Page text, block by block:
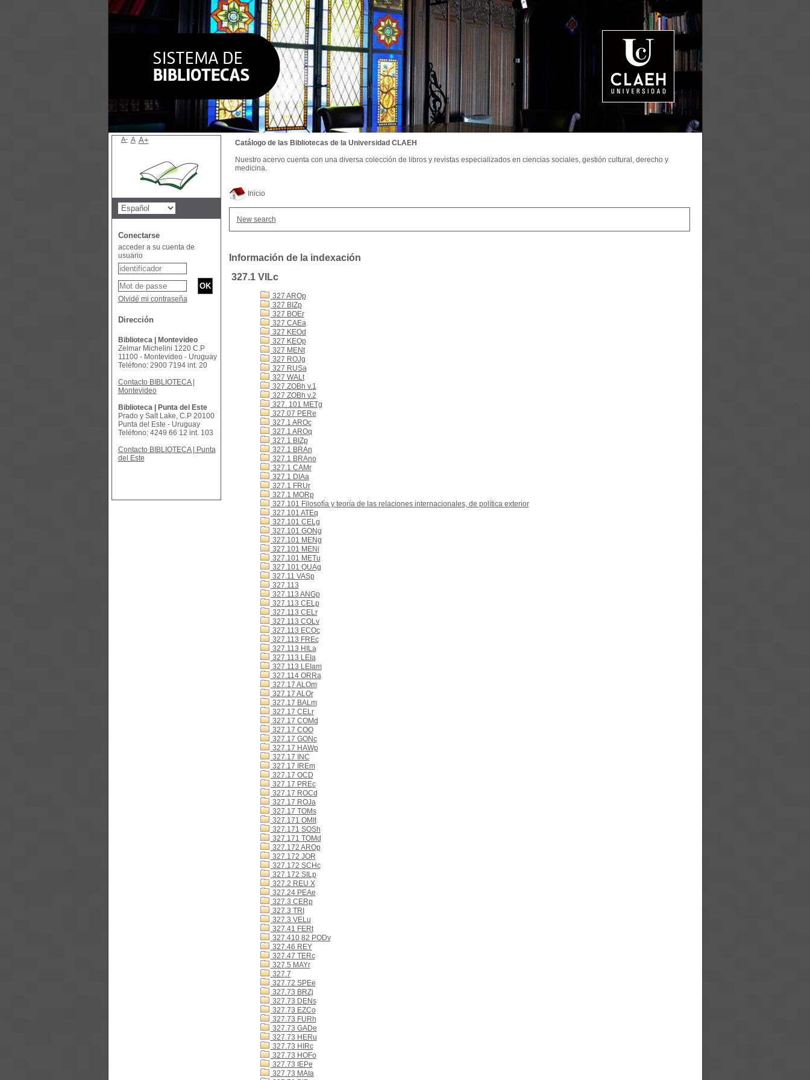
Inicio
New search
Información de la indexación
327.1 VILc
327 AROp
327 BIZp
327 BOEr
327 CAEa
327 KEOd
327 KEOp
327 MENt
327 ROJg
327 RUSa
327 WALt
327 ZOBh v.1
327 ZOBh v.2
327. 101 METg
327.07 PERe
327.1 AROc
327.1 AROq
327.1 BIZp
327.1 BRAn
327.1 BRAno
327.1 CAMr
327.1 DIAa
327.1 FRUr
327.1 MORp
327.101 Filosofía y teoría de las relaciones internacionales, de política exterior
327.101 ATEq
327.101 CELg
327.101 GONg
327.101 MENg
327.101 MENi
327.101 METu
327.101 QUAg
327.11 VASp
327.113
327.113 ANGp
327.113 CELp
327.113 CELr
327.113 COLv
327.113 ECOc
327.113 FREc
327.113 HILa
327.113 LEIa
327.113 LEIam
327.114 ORRa
327.17 ALOm
327.17 ALOr
327.17 BALm
327.17 CELr
327.17 COMd
327.17 COO
327.17 GONc
327.17 HAWp
327.17 INC
327.17 IREm
327.17 OCD
327.17 PREc
327.17 ROCd
327.17 ROJa
327.17 TOMs
327.171 OMIt
327.171 SOSh
327.171 TOMd
327.172 AROp
327.172 JOR
327.172 SCHc
327.172 SILp
327.2 REU X
327.24 PEAe
327.3 CERp
327.3 TRI
327.3 VELu
327.41 FERt
327.410 82 PODv
327.46 REY
327.47 TERc
327.5 MAYr
327.7
327.72 SPEe
327.73 BRZj
327.73 DENs
327.73 EZCo
327.73 FURh
327.73 GADe
327.73 HERu
327.73 HIRc
327.73 HOFo
327.73 IEPe
327.73 MAIa
Catálogo de las Bibliotecas de la Universidad CLAEH
Nuestro acervo cuenta con una diversa colección de libros y revistas especializados en ciencias sociales, gestión cultural, derecho y
medicina.
A- A A+
Conectarse
acceder a su cuenta de
usuario
Olvidé mi contraseña
Dirección
Biblioteca | Montevideo
Zelmar Michelini 1220 C.P
11100 - Montevideo - Uruguay
Teléfono: 2900 7194 int. 20
Contacto BIBLIOTECA |
Montevideo
Biblioteca | Punta del Este
Prado y Salt Lake, C.P 20100
Punta del Este - Uruguay
Teléfono: 4249 66 12 int. 103
Contacto BIBLIOTECA | Punta
del Este